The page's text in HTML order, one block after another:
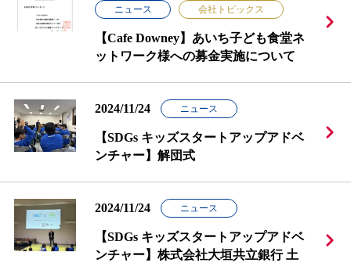
ニュース 会社トピックス
【Cafe Downey】あいち子ども食堂ネ
ットワーク様への募金実施について
2024/11/24 ニュース
【SDGs キッズスタートアップアドベ
ンチャー】解団式
2024/11/24 ニュース
【SDGs キッズスタートアップアドベ
ンチャー】株式会社大垣共立銀行 土